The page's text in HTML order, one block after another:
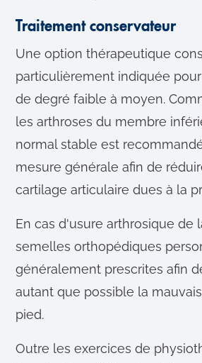
Traitement conservateur
Une option thérapeutique
particulièrement indiquée
de degré faible à moyen.
les arthroses du membre
normal stable est
mesure générale afin de
cartilage articulaire dues à la
En cas d'usure arthrosique de
semelles orthopédiques
généralement prescrites afin
autant que possible la
pied.
Outre les exercices de